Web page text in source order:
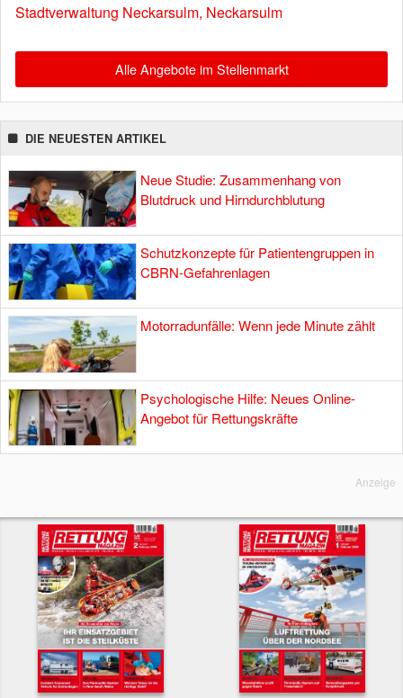
Stadtverwaltung Neckarsulm, Neckarsulm
Alle Angebote im Stellenmarkt
DIE NEUESTEN ARTIKEL
Neue Studie: Zusammenhang von
Blutdruck und Hirndurchblutung
Schutzkonzepte für Patientengruppen in
CBRN-Gefahrenlagen
Motorradunfälle: Wenn jede Minute zählt
Psychologische Hilfe: Neues Online-
Angebot für Rettungskräfte
Anzeige